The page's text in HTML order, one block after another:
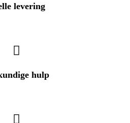
levering
hulp